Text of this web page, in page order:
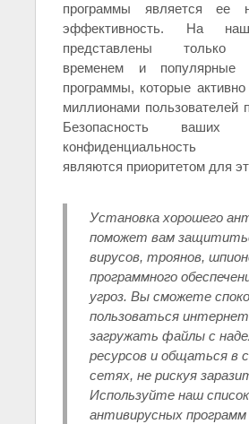
программы является ее
эффективность. На
представлены только
временем и популярные
программы, которые
миллионами пользователей
Безопасность
конфиденциальность
являются приоритетом для
Установка хорошего
поможет вам
вирусов, троянов,
программного
угроз. Вы сможете
пользоваться
загружать файлы с
ресурсов и общаться в
сетях, не рискуя
Используйте наш список
антивирусных программ